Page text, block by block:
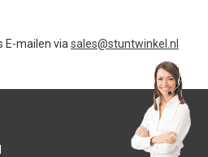
E-mailen via sales@stuntwinkel.nl